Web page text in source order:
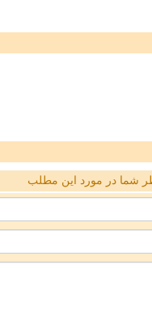
شما در مورد این مطلب